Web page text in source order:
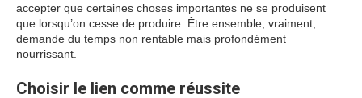
accepter que certaines choses importantes ne se produisent
que lorsqu’on cesse de produire. Être ensemble, vraiment,
demande du temps non rentable mais profondément
nourrissant.
Choisir le lien comme réussite